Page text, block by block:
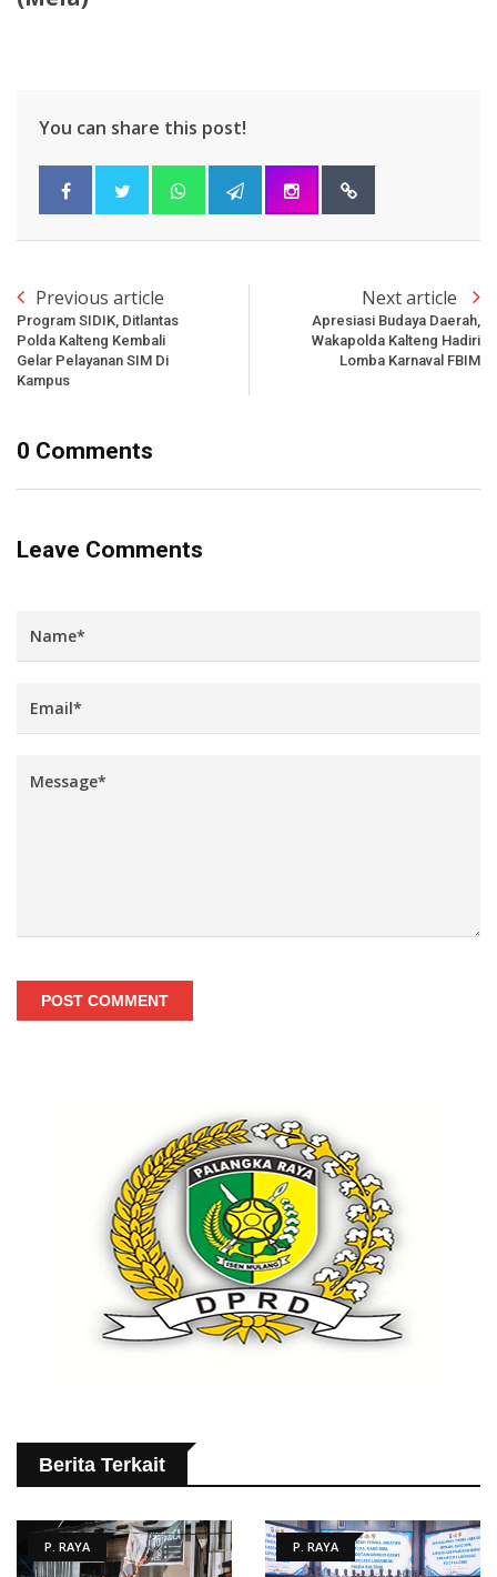
You can share this post!
Previous article
Program SIDIK, Ditlantas
Polda Kalteng Kembali
Gelar Pelayanan SIM Di
Kampus
Next article
Apresiasi Budaya Daerah,
Wakapolda Kalteng Hadiri
Lomba Karnaval FBIM
0 Comments
Leave Comments
POST COMMENT
Berita Terkait
P. RAYA P. RAYA